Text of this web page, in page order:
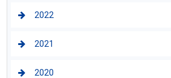
2022
2021
2020